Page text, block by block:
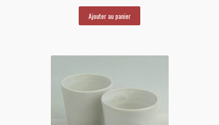
Ajouter au panier